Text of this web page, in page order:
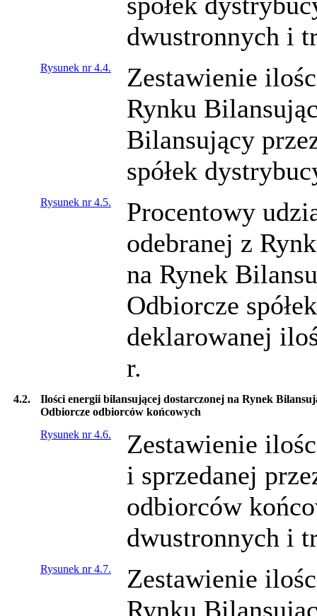
dwustronnych i
Rysunek nr 4.4.
Zestawienie
Rynku
Bilansujący
spółek
Rysunek nr 4.5.
Procentowy
odebranej z
na Rynek
Odbiorcze
deklarowanej
r.
4.2.
Ilości energii bilansującej dostarczonej na Rynek
Odbiorcze odbiorców końcowych
Rysunek nr 4.6.
Zestawienie
i sprzedanej
odbiorców
dwustronnych i
Rysunek nr 4.7.
Zestawienie
Rynku